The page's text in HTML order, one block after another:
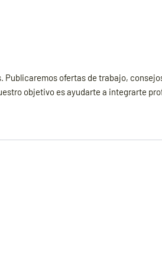
ofertas de trabajo,
objetivo es ayudarte a integrarte